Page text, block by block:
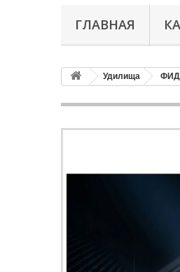
ГЛАВНАЯ
Удилища